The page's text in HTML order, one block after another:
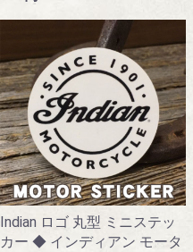
Indian ロゴ 丸型 ミニステッ
カー ◆ インディアン モータ